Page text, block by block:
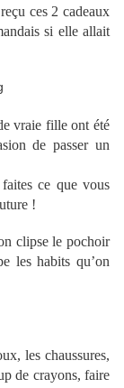
ces 2 cadeaux
si elle allait
vraie fille ont été
de passer un
ce que vous
!
clipse le pochoir
les habits qu’on
les chaussures,
de crayons, faire